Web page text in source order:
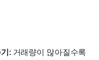
: 거래량이 많아질수록